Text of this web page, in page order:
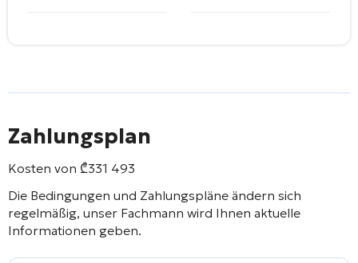
Zahlungsplan
Kosten von ₾331 493
Die Bedingungen und Zahlungspläne ändern sich
regelmäßig, unser Fachmann wird Ihnen aktuelle
Informationen geben.